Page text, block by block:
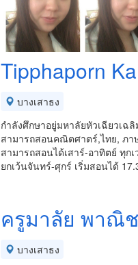
Tipphaporn
บางเสาธง
กำลังศึกษาอยู่มหาลัยหัวเฉียวเฉลิ
สามารถสอนคณิตศาตร์,ไทย, ภา
สามารถสอนได้เสาร์-อาทิตย์ ทุกเ
ยกเว้นจันทร์-ศุกร์ เริ่มสอนได้
ครูมาลัย พาณิ
บางเสาธง